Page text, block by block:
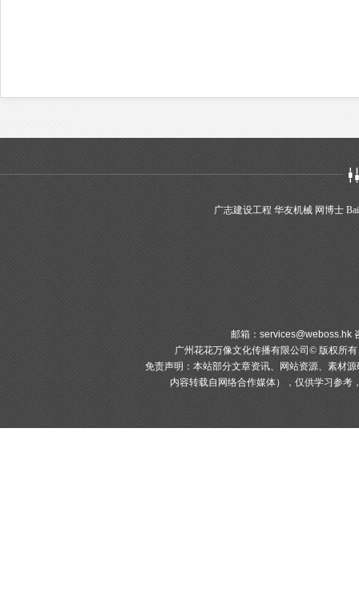
广志建设工程 华友机械 网博士
邮箱： services@weboss.hk
广州花花万像文化传播有限公司© 版权所有
免责声明：本站部分文章资讯、网站资源、素材
内容转载自网络合作媒体），仅供学习参